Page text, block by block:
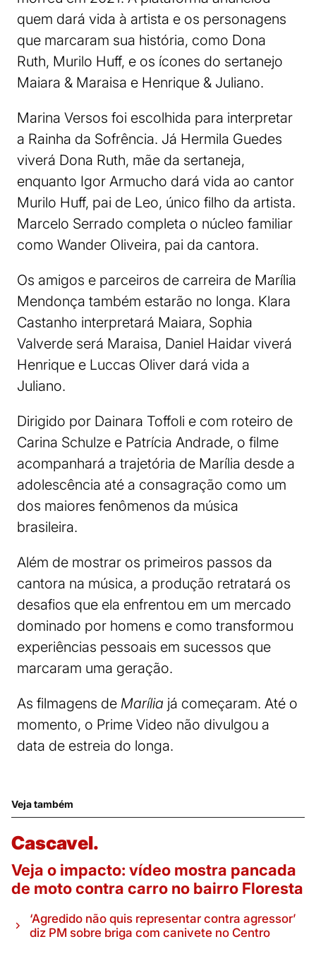
quem dará vida à artista e os personagens
que marcaram sua história, como Dona
Ruth, Murilo Huff, e os ícones do sertanejo
Maiara & Maraisa e Henrique & Juliano.
Marina Versos foi escolhida para interpretar
a Rainha da Sofrência. Já Hermila Guedes
viverá Dona Ruth, mãe da sertaneja,
enquanto Igor Armucho dará vida ao cantor
Murilo Huff, pai de Leo, único filho da artista.
Marcelo Serrado completa o núcleo familiar
como Wander Oliveira, pai da cantora.
Os amigos e parceiros de carreira de Marília
Mendonça também estarão no longa. Klara
Castanho interpretará Maiara, Sophia
Valverde será Maraisa, Daniel Haidar viverá
Henrique e Luccas Oliver dará vida a
Juliano.
Dirigido por Dainara Toffoli e com roteiro de
Carina Schulze e Patrícia Andrade, o filme
acompanhará a trajetória de Marília desde a
adolescência até a consagração como um
dos maiores fenômenos da música
brasileira.
Além de mostrar os primeiros passos da
cantora na música, a produção retratará os
desafios que ela enfrentou em um mercado
dominado por homens e como transformou
experiências pessoais em sucessos que
marcaram uma geração.
As filmagens de Marília já começaram. Até o
momento, o Prime Video não divulgou a
data de estreia do longa.
Veja também
Cascavel.
Veja o impacto: vídeo mostra pancada
de moto contra carro no bairro Floresta
‘Agredido não quis representar contra agressor’
diz PM sobre briga com canivete no Centro